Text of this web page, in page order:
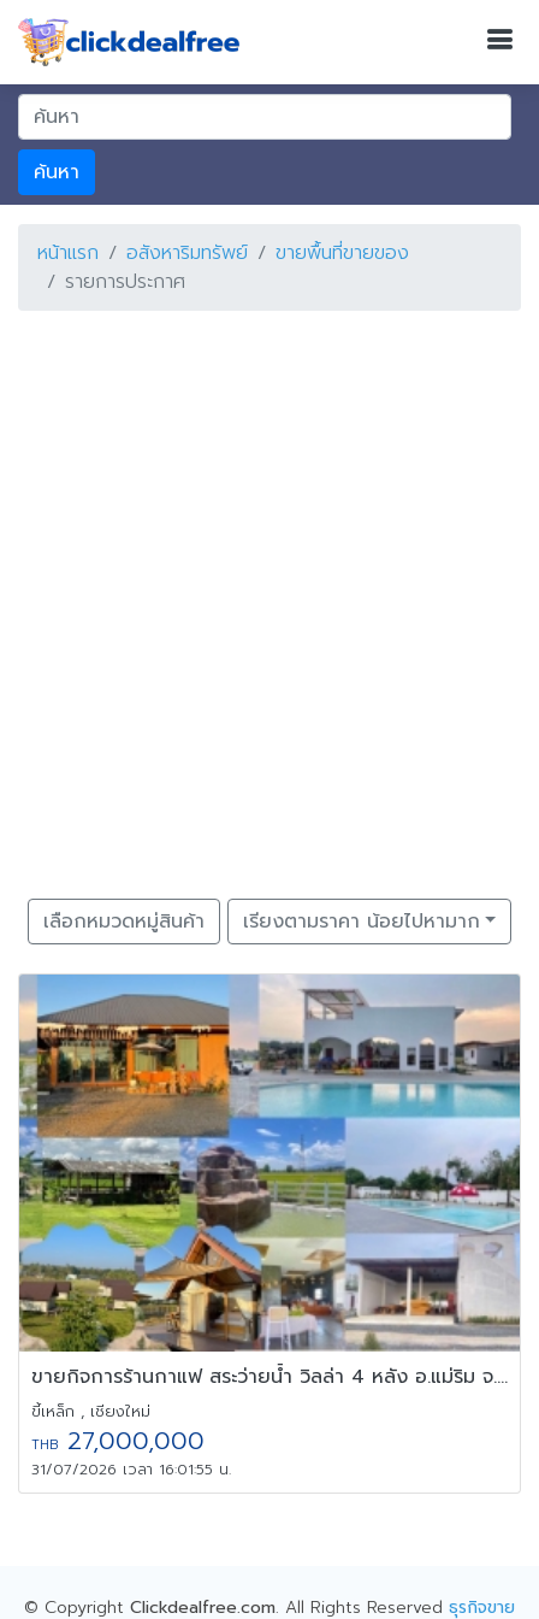
ค้นหา
หน้าแรก อสังหาริมทรัพย์
ขายพื้นที่ขายของ
รายการประกาศ
เลือกหมวดหมู่สินค้า เรียงตามราคา น้อยไปหามาก
ขายกิจการร้านกาแฟ สระว่ายน้ำ วิลล่า 4 หลัง อ.แม่ริม จ.เชียงใหม่
ขี้เหล็ก , เชียงใหม่
THB 27,000,000
31/07/2026 เวลา 16:01:55 น.
© Copyright Clickdealfree.com. All Rights Reserved ธุรกิจขาย